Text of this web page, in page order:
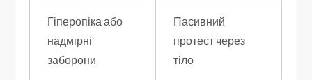
Гіперопіка або
надмірні
заборони
Пасивний
протест через
тіло